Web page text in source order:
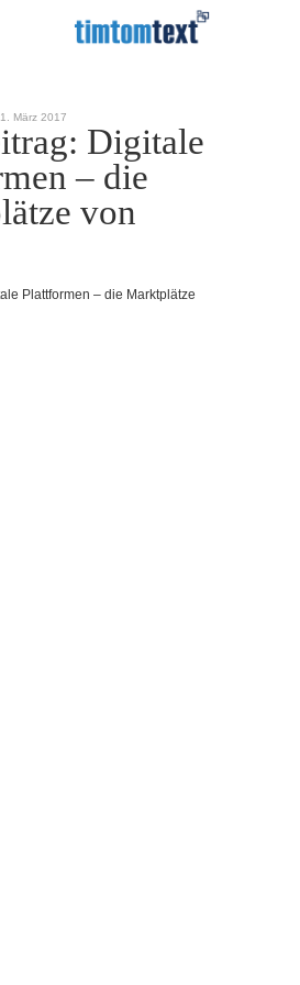
März 2017
Digitale
– die
von
Plattformen – die Marktplätze